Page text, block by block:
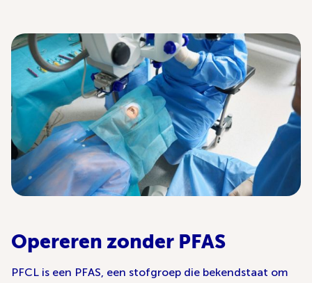
Opereren zonder PFAS
PFCL is een PFAS, een stofgroep die bekendstaat om